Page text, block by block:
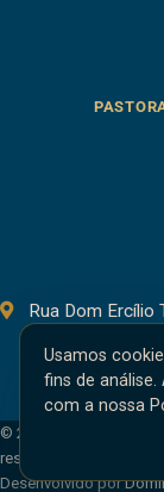
Rua Dom Ercílio
© 2026 — Catedral de
reservados
Desenvolvido por
Usamos
fins de
com a nossa